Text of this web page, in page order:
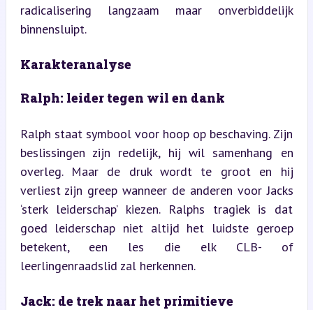
radicalisering langzaam maar onverbiddelijk
binnensluipt.
Karakteranalyse
Ralph: leider tegen wil en dank
Ralph staat symbool voor hoop op beschaving. Zijn
beslissingen zijn redelijk, hij wil samenhang en
overleg. Maar de druk wordt te groot en hij
verliest zijn greep wanneer de anderen voor Jacks
‘sterk leiderschap’ kiezen. Ralphs tragiek is dat
goed leiderschap niet altijd het luidste geroep
betekent, een les die elk CLB- of
leerlingenraadslid zal herkennen.
Jack: de trek naar het primitieve